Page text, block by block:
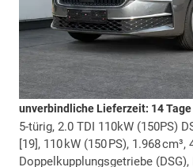
unverbindliche Lieferzeit: 14 Tage
5-türig, 2.0 TDI 110kW (150PS)
[19], 110 kW (150 PS), 1.968 cm³,
Doppelkupplungsgetriebe